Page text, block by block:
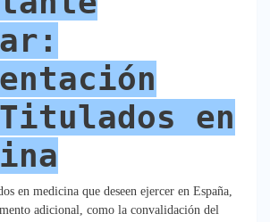
en
en medicina que deseen ejercer en España,
adicional, como la convalidación del